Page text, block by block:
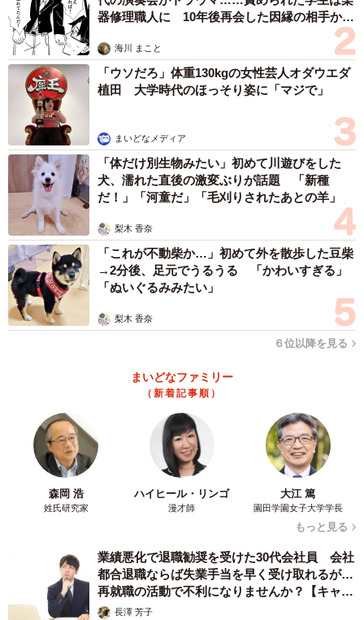
18.7％に対して、女性は4.9％と男女間で大きな違いがみら
れたことから、男性の結婚に対する大きなハードルの一つ
になっていることがうかがえる結果となりました。
5/5
将来（30年後）ご自身が結婚をしている（結婚経験あり）と思います
か？（出典：結婚相手紹介サービス「オーネット」調査）
た男女に、「将来（30年後）ご自身が結婚をしている（結
く結婚している」（男性29.6%、女性24.2%）と「おそらく
していると思う」（男性36.0%、女性32,3%）を合せて男性
の65.6%、女性の56.5%が将来自分は「結婚しているだろ
う」というポジティブな未来予想をしていることがわかり
一方で、「結婚していないかもしれない」（男性20.1%、
女性25.3％）と「わからない」（男性14.3%、女性18.3%）
を合算すると、男性の34.4%、女性の43.6%が「結婚した
器修理職人に 10年後再会した因縁の相手から
海川 まこと
「ウソだろ」体重130kgの女性芸人オダウエダ
植田 大学時代のほっそり姿に「マジで」
まいどなメディア
「体だけ別生物みたい」初めて川遊びをした
犬、濡れた直後の激変ぶりが話題 「新種
だ！」「河童だ」「毛刈りされたあとの羊」
梨木 香奈
「これが不動柴か…」初めて外を散歩した豆柴
→2分後、足元でうるうる 「かわいすぎる」
「ぬいぐるみみたい」
梨木 香奈
６位以降を見る
まいどなファミリー
（新着記事順）
森岡 浩
姓氏研究家
ハイヒール・リンゴ
漫才師
大江 篤
園田学園女子大学学長
もっと見る
業績悪化で退職勧奨を受けた30代会社員 会社
都合退職ならば失業手当を早く受け取れるが…
再就職の活動で不利になりませんか？【キャリ
アカウンセラーが解説】
長澤 芳子